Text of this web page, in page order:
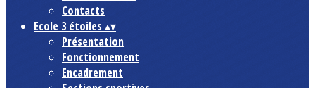
Contacts
Ecole 3 étoiles ▴▾
Présentation
Fonctionnement
Encadrement